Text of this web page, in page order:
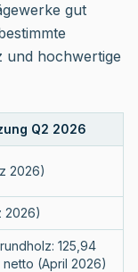
gut
und hochwertige
Q2 2026
2026)
2026)
125,94
(April 2026)